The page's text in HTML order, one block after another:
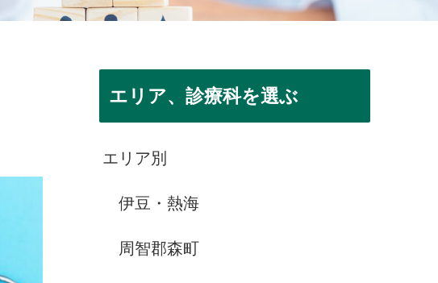
エリア、診療科を選ぶ
エリア別
伊豆・熱海
周智郡森町